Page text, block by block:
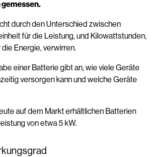
durch den Unterschied zwischen
für die Leistung, und Kilowattstunden,
Energie, verwirren.
einer Batterie gibt an, wie viele Geräte
versorgen kann und welche Geräte
auf dem Markt erhältlichen Batterien
von etwa 5 kW.